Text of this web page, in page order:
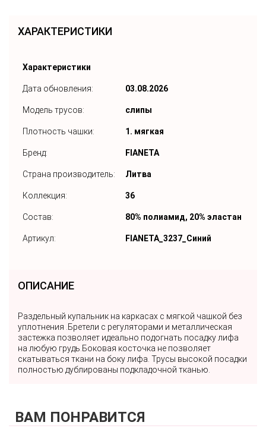
ХАРАКТЕРИСТИКИ
Характеристики
Дата обновления: 03.08.2026
Модель трусов: слипы
Плотность чашки: 1. мягкая
Бренд: FIANETA
Страна производитель: Литва
Коллекция: 36
Состав: 80% полиамид, 20% эластан
Артикул: FIANETA_3237_Синий
ОПИСАНИЕ
Раздельный купальник на каркасах с мягкой чашкой без
уплотнения .Бретели с регуляторами и металлическая
застежка позволяет идеально подогнать посадку лифа
на любую грудь.Боковая косточка не позволяет
скатываться ткани на боку лифа. Трусы высокой посадки
полностью дублированы подкладочной тканью.
ВАМ ПОНРАВИТСЯ